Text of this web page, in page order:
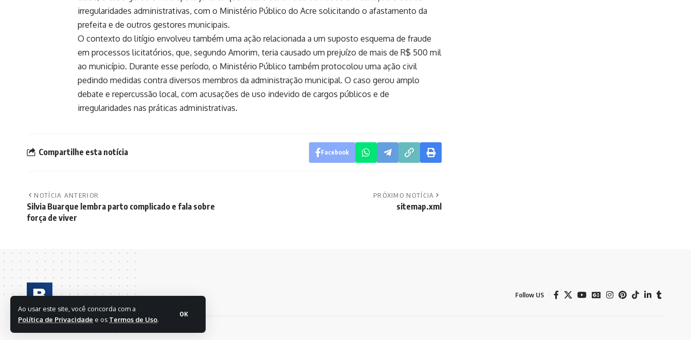
Ao usar este site, você concorda com a
Política de Privacidade e os Termos de Uso.
OK
irregularidades administrativas, com o Ministério Público do Acre solicitando o afastamento da
prefeita e de outros gestores municipais.
O contexto do litígio envolveu também uma ação relacionada a um suposto esquema de fraude
em processos licitatórios, que, segundo Amorim, teria causado um prejuízo de mais de R$ 500 mil
ao município. Durante esse período, o Ministério Público também protocolou uma ação civil
pedindo medidas contra diversos membros da administração municipal. O caso gerou amplo
debate e repercussão local, com acusações de uso indevido de cargos públicos e de
irregularidades nas práticas administrativas.
Compartilhe esta notícia Facebook
NOTÍCIA ANTERIOR
Silvia Buarque lembra parto complicado e fala sobre
força de viver
PRÓXIMO NOTÍCIA
sitemap.xml
Follow US